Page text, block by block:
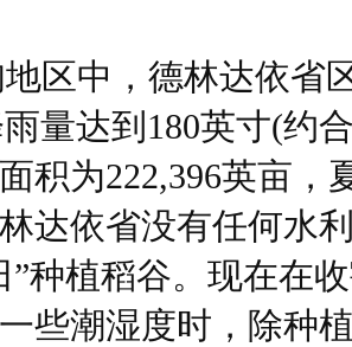
区中，德林达依省
量达到180英寸(约
积为222,396英亩，
达依省没有任何水
”种植稻谷。现在在
些潮湿度时，除种